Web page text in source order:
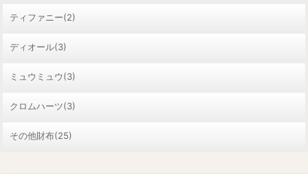
ティファニー(2)
ディオール(3)
ミュウミュウ(3)
クロムハーツ(3)
その他財布(25)